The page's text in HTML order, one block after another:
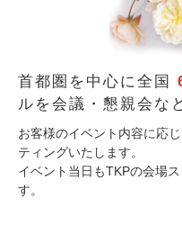
首都圏を中心に全国
ルを会議・懇親会な
お客様のイベント内容に応
ティングいたします。
イベント当日もTKPの会場
す。